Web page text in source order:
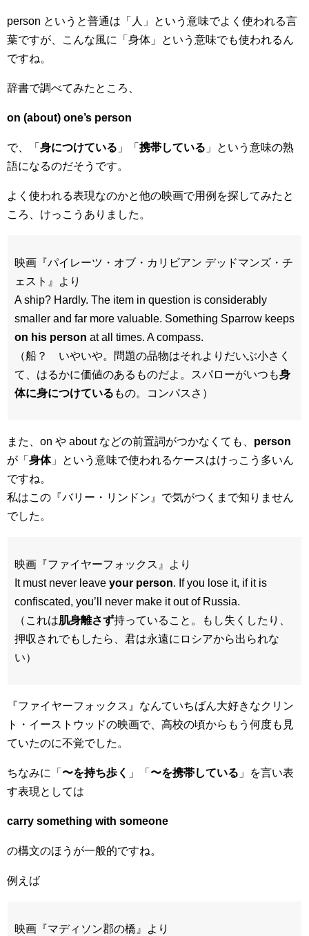
person というと普通は「人」という意味でよく使われる言
葉ですが、こんな風に「身体」という意味でも使われるん
ですね。
辞書で調べてみたところ、
on (about) one’s person
で、「 身につけている 」「 携帯している 」という意味の熟
語になるのだそうです。
よく使われる表現なのかと他の映画で用例を探してみたと
ころ、けっこうありました。
映画『パイレーツ・オブ・カリビアン デッドマンズ・チ
ェスト』より
A ship? Hardly. The item in question is considerably
smaller and far more valuable. Something Sparrow keeps
on his person at all times. A compass.
（船？ いやいや。問題の品物はそれよりだいぶ小さく
て、はるかに価値のあるものだよ。スパローがいつも身
体に身につけている もの。コンパスさ）
また、on や about などの前置詞がつかなくても、 person
が「 身体」という意味で使われるケースはけっこう多いん
ですね。
私はこの『バリー・リンドン』で気がつくまで知りません
でした。
映画『ファイヤーフォックス』より
It must never leave your person. If you lose it, if it is
confiscated, you’ll never make it out of Russia.
（これは肌身離さず持っていること。もし失くしたり、
押収されでもしたら、君は永遠にロシアから出られな
い）
『ファイヤーフォックス』なんていちばん大好きなクリン
ト・イーストウッドの映画で、高校の頃からもう何度も見
ていたのに不覚でした。
ちなみに「 〜を持ち歩く 」「 〜を携帯している 」を言い表
す表現としては
carry something with someone
の構文のほうが一般的ですね。
例えば
映画『マディソン郡の橋』より